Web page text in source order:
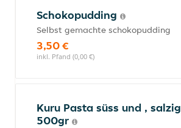
Schokopudding
Selbst gemachte schokopudding
3,50 €
inkl. Pfand (0,00 €)
Kuru Pasta süss und , salzig
500gr